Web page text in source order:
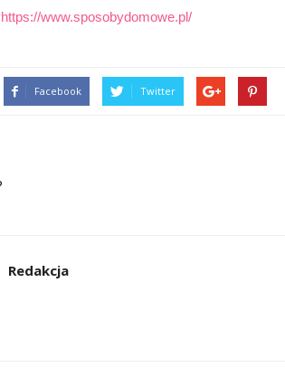
https://www.sposobydomowe.pl/
Facebook Twitter
Redakcja